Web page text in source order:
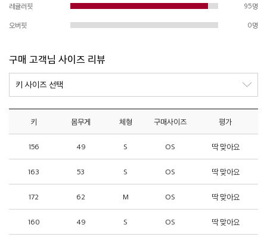
레귤러핏 95명
오버핏 0명
구매 고객님 사이즈 리뷰
키 몸무게 체형 구매사이즈 평가
156 49 S OS 딱 맞아요
163 53 S OS 딱 맞아요
172 62 M OS 딱 맞아요
160 49 S OS 딱 맞아요